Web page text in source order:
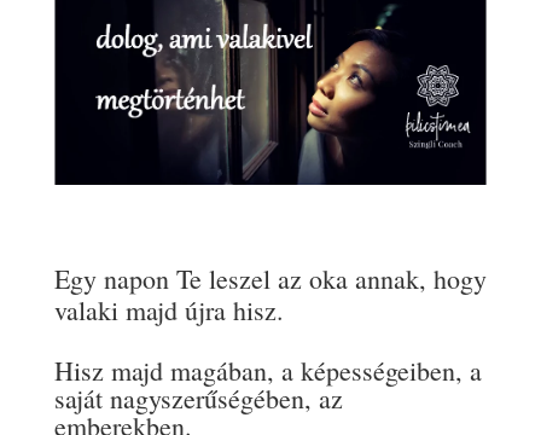
Egy napon Te leszel az oka annak, hogy
valaki majd újra hisz.
Hisz majd magában, a képességeiben, a
saját nagyszerűségében, az
emberekben.